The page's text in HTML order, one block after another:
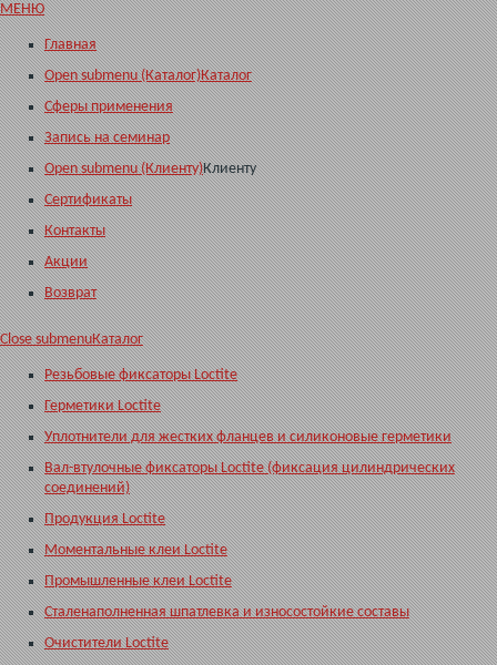
МЕНЮ
Главная
Open submenu (Каталог)Каталог
Сферы применения
Запись на семинар
Open submenu (Клиенту)Клиенту
Сертификаты
Контакты
Акции
Возврат
Close submenuКаталог
Резьбовые фиксаторы Loctite
Герметики Loctite
Уплотнители для жестких фланцев и силиконовые герметики
Вал-втулочные фиксаторы Loctite (фиксация цилиндрических
соединений)
Продукция Loctite
Моментальные клеи Loctite
Промышленные клеи Loctite
Сталенаполненная шпатлевка и износостойкие составы
Очистители Loctite